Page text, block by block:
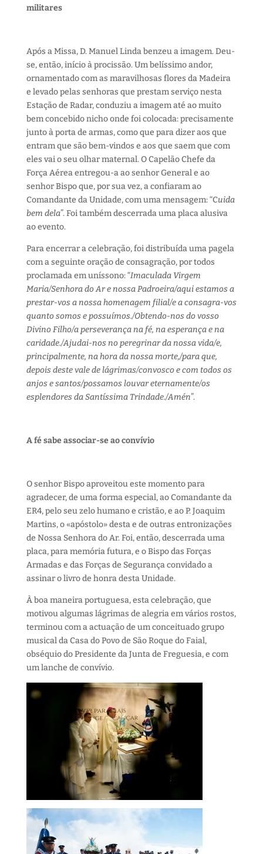
militares
Após a Missa, D. Manuel Linda benzeu a imagem. Deu-
se, então, início à procissão. Um belíssimo andor,
ornamentado com as maravilhosas flores da Madeira
e levado pelas senhoras que prestam serviço nesta
Estação de Radar, conduziu a imagem até ao muito
bem concebido nicho onde foi colocada: precisamente
junto à porta de armas, como que para dizer aos que
entram que são bem-vindos e aos que saem que com
eles vai o seu olhar maternal. O Capelão Chefe da
Força Aérea entregou-a ao senhor General e ao
senhor Bispo que, por sua vez, a confiaram ao
Comandante da Unidade, com uma mensagem: “Cuida
bem dela”. Foi também descerrada uma placa alusiva
ao evento.
Para encerrar a celebração, foi distribuída uma pagela
com a seguinte oração de consagração, por todos
proclamada em uníssono: “Imaculada Virgem
Maria/Senhora do Ar e nossa Padroeira/aqui estamos a
prestar-vos a nossa homenagem filial/e a consagra-vos
quanto somos e possuímos./Obtendo-nos do vosso
Divino Filho/a perseverança na fé, na esperança e na
caridade./Ajudai-nos no peregrinar da nossa vida/e,
principalmente, na hora da nossa morte,/para que,
depois deste vale de lágrimas/convosco e com todos os
anjos e santos/possamos louvar eternamente/os
esplendores da Santíssima Trindade./Amén”.
A fé sabe associar-se ao convívio
O senhor Bispo aproveitou este momento para
agradecer, de uma forma especial, ao Comandante da
ER4, pelo seu zelo humano e cristão, e ao P. Joaquim
Martins, o «apóstolo» desta e de outras entronizações
de Nossa Senhora do Ar. Foi, então, descerrada uma
placa, para memória futura, e o Bispo das Forças
Armadas e das Forças de Segurança convidado a
assinar o livro de honra desta Unidade.
À boa maneira portuguesa, esta celebração, que
motivou algumas lágrimas de alegria em vários rostos,
terminou com a actuação de um conceituado grupo
musical da Casa do Povo de São Roque do Faial,
obséquio do Presidente da Junta de Freguesia, e com
um lanche de convívio.